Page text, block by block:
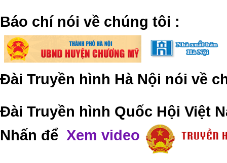
​Báo chí nói về chúng tôi :
Đài Truyền hình Hà Nội nói về
Đài Truyền hình Quốc Hội Việt
Nhấn để Xem video